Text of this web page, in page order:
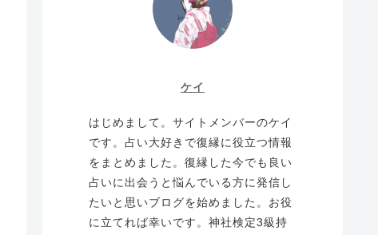
ケイ
はじめまして。サイトメンバーのケイ
です。占い大好きで復縁に役立つ情報
をまとめました。復縁した今でも良い
占いに出会うと悩んでいる方に発信し
たいと思いブログを始めました。お役
に立てれば幸いです。神社検定3級持